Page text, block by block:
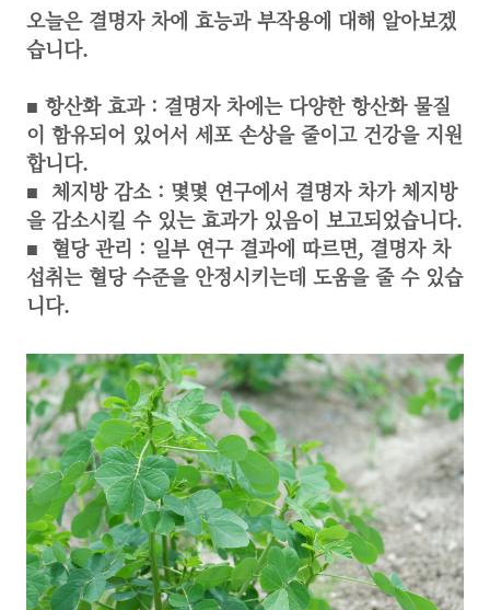
오늘은 결명자 차에 효능과 부작용에 대해 알아보겠
습니다.
■ 항산화 효과 : 결명자 차에는 다양한 항산화 물질
이 함유되어 있어서 세포 손상을 줄이고 건강을 지원
합니다.
■ 체지방 감소 : 몇몇 연구에서 결명자 차가 체지방
을 감소시킬 수 있는 효과가 있음이 보고되었습니다.
■ 혈당 관리 : 일부 연구 결과에 따르면, 결명자 차
섭취는 혈당 수준을 안정시키는데 도움을 줄 수 있습
니다.